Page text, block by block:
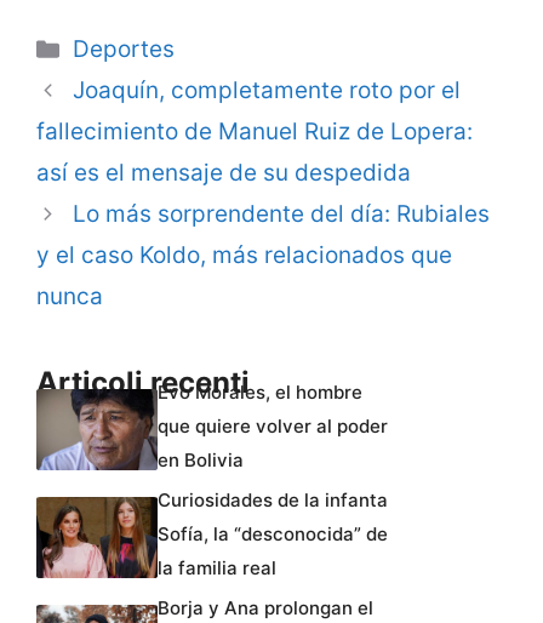
Categorie
Deportes
Joaquín, completamente roto por el
fallecimiento de Manuel Ruiz de Lopera:
así es el mensaje de su despedida
Lo más sorprendente del día: Rubiales
y el caso Koldo, más relacionados que
nunca
Articoli recentiEvo Morales, el hombre
que quiere volver al poder
en Bolivia
Curiosidades de la infanta
Sofía, la “desconocida” de
la familia real
Borja y Ana prolongan el